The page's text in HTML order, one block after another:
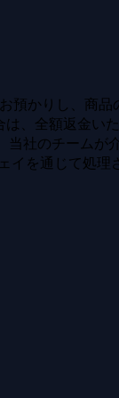
預かりし、商
、全額返金いた
社のチームが
イを通じて処理